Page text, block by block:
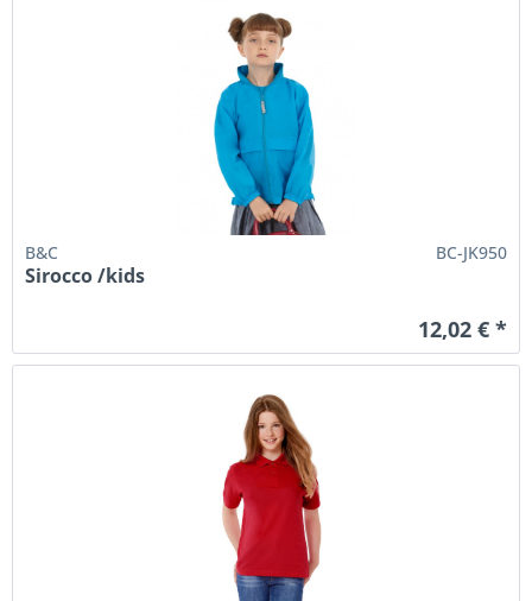
B&C BC-JK950
Sirocco /kids
12,02 € *